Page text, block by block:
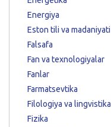
Energiya
Eston tili va madaniyati
Falsafa
Fan va texnologiyalar
Fanlar
Farmatsevtika
Filologiya va lingvistika
Fizika